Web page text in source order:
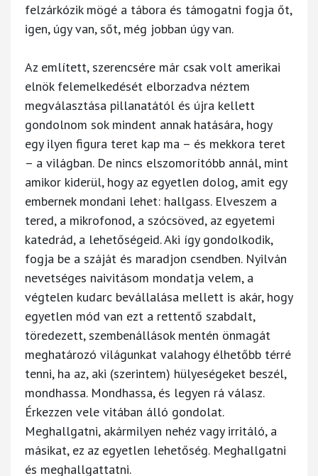
felzárkózik mögé a tábora és támogatni fogja őt,
igen, úgy van, sőt, még jobban úgy van.
Az említett, szerencsére már csak volt amerikai
elnök felemelkedését elborzadva néztem
megválasztása pillanatától és újra kellett
gondolnom sok mindent annak hatására, hogy
egy ilyen figura teret kap ma – és mekkora teret
– a világban. De nincs elszomorítóbb annál, mint
amikor kiderül, hogy az egyetlen dolog, amit egy
embernek mondani lehet: hallgass. Elveszem a
tered, a mikrofonod, a szócsöved, az egyetemi
katedrád, a lehetőségeid. Aki így gondolkodik,
fogja be a száját és maradjon csendben. Nyilván
nevetséges naivitásom mondatja velem, a
végtelen kudarc bevállalása mellett is akár, hogy
egyetlen mód van ezt a rettentő szabdalt,
töredezett, szembenállások mentén önmagát
meghatározó világunkat valahogy élhetőbb térré
tenni, ha az, aki (szerintem) hülyeségeket beszél,
mondhassa. Mondhassa, és legyen rá válasz.
Érkezzen vele vitában álló gondolat.
Meghallgatni, akármilyen nehéz vagy irritáló, a
másikat, ez az egyetlen lehetőség. Meghallgatni
és meghallgattatni.